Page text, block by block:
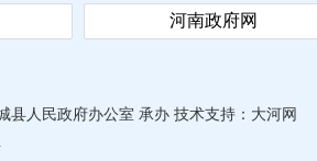
河南政府网
县人民政府办公室 承办 技术支持： 大河网